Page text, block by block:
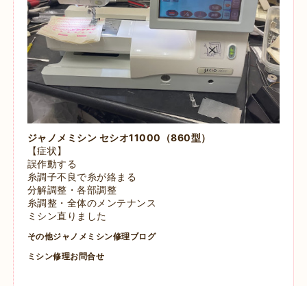
ジャノメミシン セシオ11000（860型）
【症状】
誤作動する
糸調子不良で糸が絡まる
分解調整・各部調整
糸調整・全体のメンテナンス
ミシン直りました
その他ジャノメミシン修理ブログ
ミシン修理お問合せ